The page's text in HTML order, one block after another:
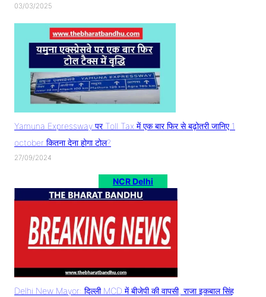
03/03/2025
Yamuna Expressway पर Toll Tax में एक बार फिर से बढ़ोतरी जानिए 1
october कितना देना होगा टोल?
27/09/2024
NCR Delhi
Delhi New Mayor: दिल्ली MCD में बीजेपी की वापसी, राजा इकबाल सिंह